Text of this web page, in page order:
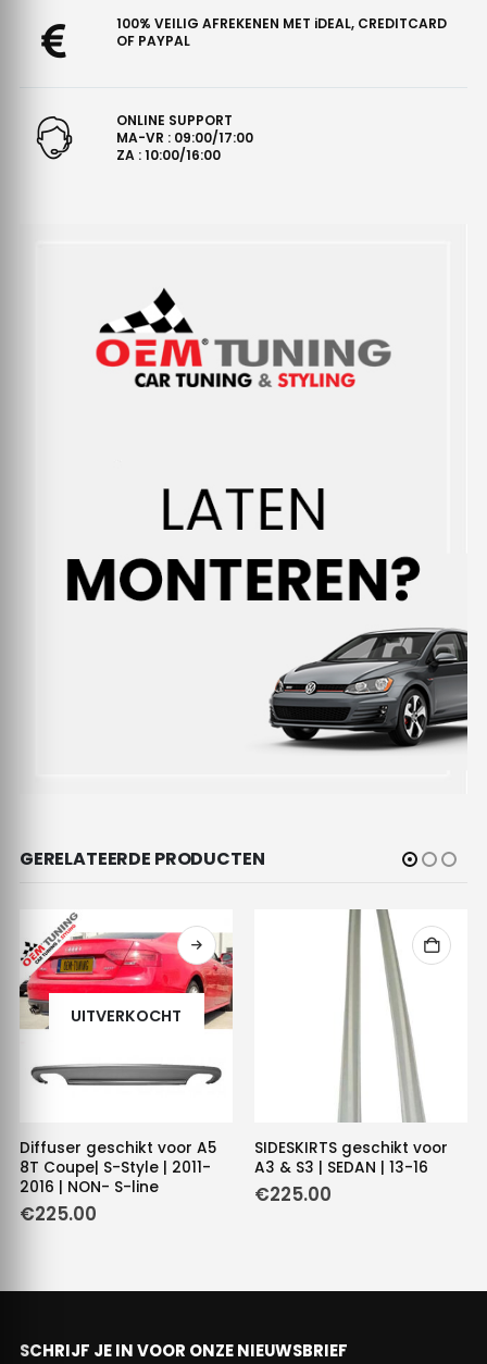
100% VEILIG AFREKENEN MET iDEAL, CREDITCARD
OF PAYPAL
ONLINE SUPPORT
MA-VR : 09:00/17:00
ZA : 10:00/16:00
GERELATEERDE PRODUCTEN
UITVERKOCHT
Diffuser geschikt voor A5
8T Coupe| S-Style | 2011-
2016 | NON- S-line
€225.00
SIDESKIRTS geschikt voor
A3 & S3 | SEDAN | 13-16
€225.00
SCHRIJF JE IN VOOR ONZE NIEUWSBRIEF